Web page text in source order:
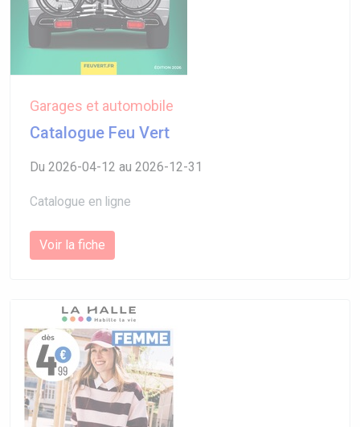
Garages et automobile
Catalogue Feu Vert
Du 2026-04-12 au 2026-12-31
Catalogue en ligne
Voir la fiche